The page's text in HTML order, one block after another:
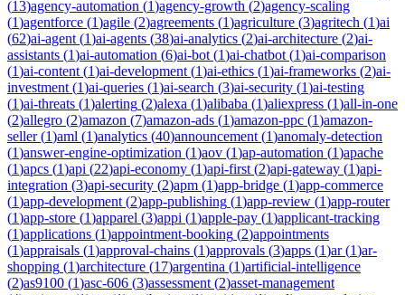
(13)agency-automation (1)agency-growth (2)agency-scaling
(1)agentforce (1)agile (2)agreements (1)agriculture (3)agritech (1)ai
(62)ai-agent (1)ai-agents (38)ai-analytics (2)ai-architecture (2)ai-
assistants (1)ai-automation (6)ai-bot (1)ai-chatbot (1)ai-comparison
(1)ai-content (1)ai-development (1)ai-ethics (1)ai-frameworks (2)ai-
investment (1)ai-queries (1)ai-search (3)ai-security (1)ai-testing
(1)ai-threats (1)alerting (2)alexa (1)alibaba (1)aliexpress (1)all-in-one
(2)allegro (2)amazon (7)amazon-ads (1)amazon-ppc (1)amazon-
seller(1)aml (1)analytics (40)announcement (1)anomaly-detection
(1)answer-engine-optimization (1)aov (1)ap-automation (1)apache
(1)apcs (1)api (22)api-economy (1)api-first (2)api-gateway (1)api-
integration (3)api-security (2)apm (1)app-bridge (1)app-commerce
(1)app-development (2)app-publishing (1)app-review (1)app-router
(1)app-store (1)apparel (3)appi (1)apple-pay (1)applicant-tracking
(1)applications (1)appointment-booking (2)appointments
(1)appraisals (1)approval-chains (1)approvals (3)apps (1)ar(1)ar-
shopping (1)architecture (17)argentina (1)artificial-intelligence
(2)as9100 (1)asc-606 (3)assessment (2)asset-management